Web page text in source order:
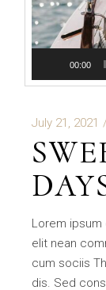
Player
00:00
July 21, 2021
Lorem
elit nean
cum sociis
dis. Sed